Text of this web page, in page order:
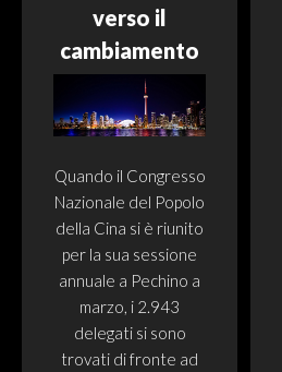
verso il
cambiamento
Quando il Congresso
Nazionale del Popolo
della Cina si è riunito
per la sua sessione
annuale a Pechino a
marzo, i 2.943
delegati si sono
trovati di fronte ad